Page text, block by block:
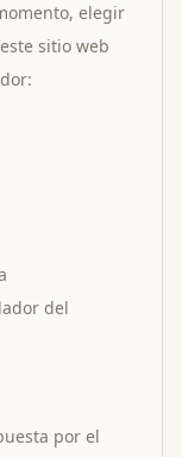
elegir
sitio web
del
por el